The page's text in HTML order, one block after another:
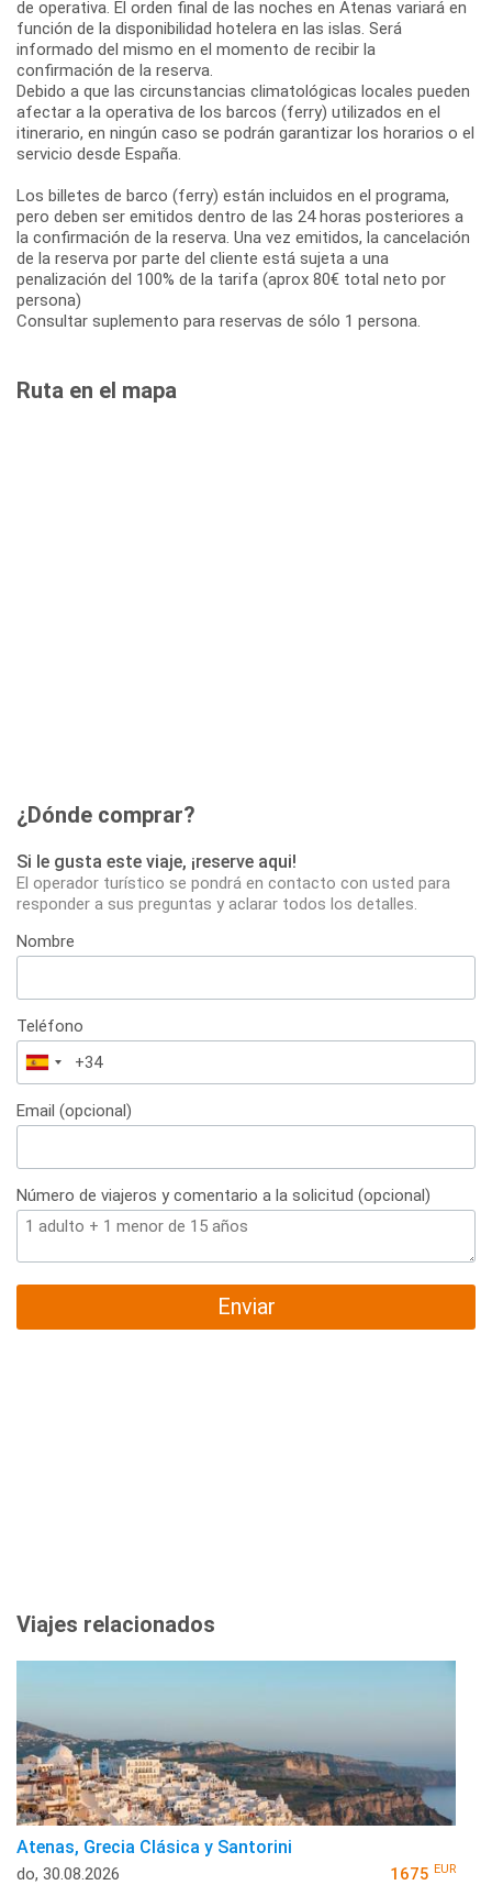
de operativa. El orden final de las noches en Atenas variará en
función de la disponibilidad hotelera en las islas. Será
informado del mismo en el momento de recibir la
confirmación de la reserva.
Debido a que las circunstancias climatológicas locales pueden
afectar a la operativa de los barcos (ferry) utilizados en el
itinerario, en ningún caso se podrán garantizar los horarios o el
servicio desde España.
Los billetes de barco (ferry) están incluidos en el programa,
pero deben ser emitidos dentro de las 24 horas posteriores a
la confirmación de la reserva. Una vez emitidos, la cancelación
de la reserva por parte del cliente está sujeta a una
penalización del 100% de la tarifa (aprox 80€ total neto por
persona)
Consultar suplemento para reservas de sólo 1 persona.
Ruta en el mapa
¿Dónde comprar?
Si le gusta este viaje, ¡reserve aqui!
El operador turístico se pondrá en contacto con usted para
responder a sus preguntas y aclarar todos los detalles.
Nombre
Teléfono
España
+34
Email (opcional)
Número de viajeros y comentario a la solicitud (opcional)
Enviar
Viajes relacionados
Atenas, Grecia Clásica y Santorini
do, 30.08.2026 1675 EUR